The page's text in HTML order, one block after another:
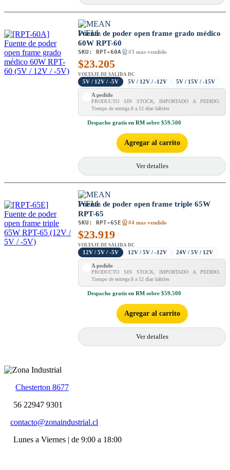
Fuente de poder open frame grado médico
60W RPT-60
SKU: RPT-60A #3 mas vendido
$23.205
VOLTAJE DE SALIDA DC
5V / 12V / -5V 5V / 12V / -12V 5V / 15V / -15V
A pedido
PRODUCTO SIN STOCK, IMPORTADO A PEDIDO.
Tiempo de entrega 8 a 12 días hábiles
Despacho gratis en RM sobre $59.500
Agregar al carrito
Ver detalles
Fuente de poder open frame triple 65W
RPT-65
SKU: RPT-65E #4 mas vendido
$23.919
VOLTAJE DE SALIDA DC
12V / 5V / -5V 12V / 5V / -12V 24V / 5V / 12V
A pedido
PRODUCTO SIN STOCK, IMPORTADO A PEDIDO.
Tiempo de entrega 8 a 12 días hábiles
Despacho gratis en RM sobre $59.500
Agregar al carrito
Ver detalles
Chesterton 8677
56 22947 9301
contacto@zonaindustrial.cl
Lunes a Viernes | de 9:00 a 18:00